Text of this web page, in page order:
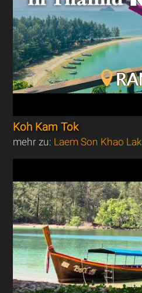
Koh Kam Tok
mehr zu: Laem Son Khao Lak